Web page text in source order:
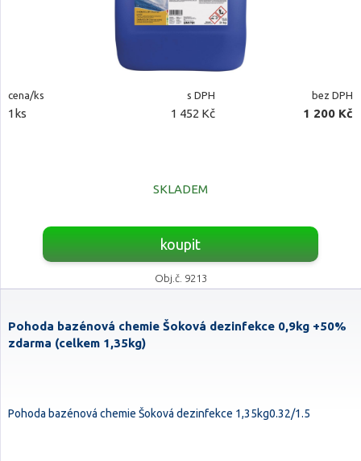
cena/ks s DPH bez DPH
1ks 1 452 Kč 1 200 Kč
SKLADEM
koupit
Obj.č. 9213
Pohoda bazénová chemie Šoková dezinfekce 0,9kg +50%
zdarma (celkem 1,35kg)
Pohoda bazénová chemie Šoková dezinfekce 1,35kg0.32/1.5